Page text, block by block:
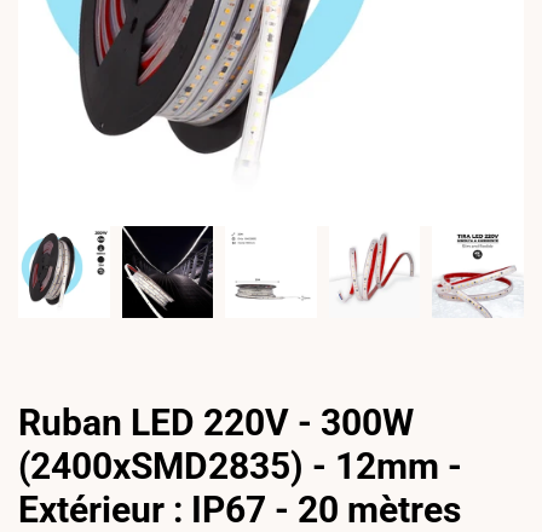
Ruban LED 220V - 300W
(2400xSMD2835) - 12mm -
Extérieur : IP67 - 20 mètres